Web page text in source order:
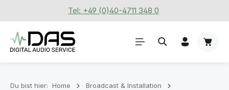
Zum Hauptinhalt springenTel: +49 (0)40-4711 348 0
Du bist hier: Home
Broadcast & Installation